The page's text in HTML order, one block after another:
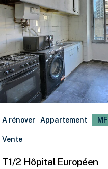
A rénover Appartement MFI
Vente
T1/2 Hôpital Européen